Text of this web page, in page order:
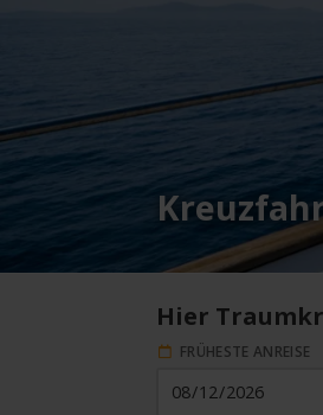
Hier
FRÜHESTE ANREISE